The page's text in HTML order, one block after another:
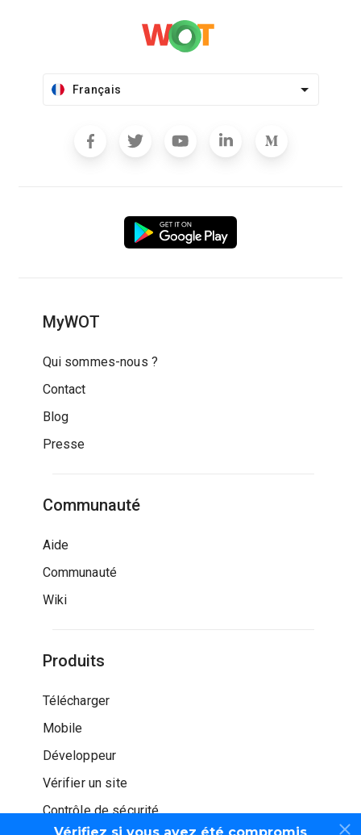
Français
MyWOT
Qui sommes-nous ?
Contact
Blog
Presse
Communauté
Aide
Communauté
Wiki
Produits
Télécharger
Mobile
Développeur
Vérifier un site
Contrôle de sécurité